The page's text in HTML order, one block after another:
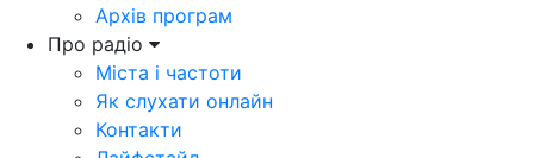
Архів програм
Про радіо
Міста і частоти
Як слухати онлайн
Контакти